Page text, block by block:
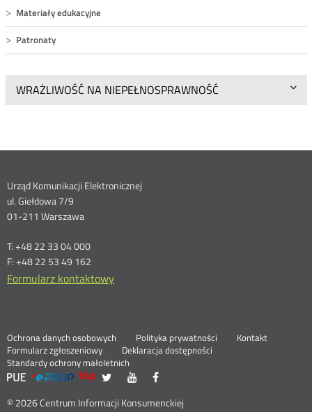
Materiały edukacyjne
Patronaty
WRAŻLIWOŚĆ NA NIEPEŁNOSPRAWNOŚĆ
Dane
kontaktowe
Urząd Komunikacji Elektronicznej
ul. Giełdowa 7/9
01-211 Warszawa
T: +48 22 33 04 000
F: +48 22 53 49 162
Formularz kontaktowy
Ochrona danych osobowych Polityka prywatności
Kontakt
Formularz zgłoszeniowy
Nowa
karta
Deklaracja dostępności
Standardy ochrony małoletnich
UKE
>Social
UKE
portalu
Nowa UKE
portalu
Nowa
portalu
© 2026 Centrum Informacji Konsumenckiej